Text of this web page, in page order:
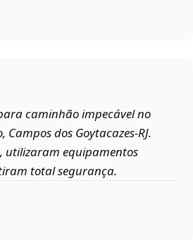
caminhão impecável no
dos Goytacazes‑RJ.
utilizaram equipamentos
total segurança.